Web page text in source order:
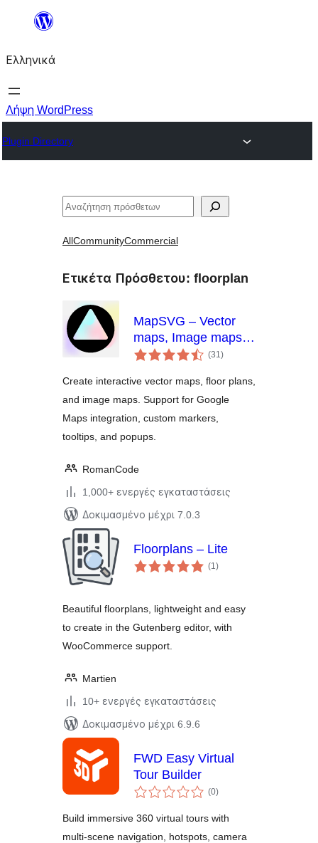
Μετάβαση
περιεχόμενο
Ελληνικά
Λήψη WordPress
Plugin Directory
Αναζήτηση
AllCommunityCommercial
Ετικέτα Πρόσθετου: floorplan
MapSVG – Vector
maps, Image maps,
Google Maps(31αξιολογήσεις
σύνολο
)
Create interactive vector maps, floor plans,
and image maps. Support for Google
Maps integration, custom markers,
tooltips, and popups.
RomanCode
1,000+ ενεργές εγκαταστάσεις
Δοκιμασμένο μέχρι 7.0.3
Floorplans – Lite
(1αξιολογήσεις
σύνολο
)
Beautiful floorplans, lightweight and easy
to create in the Gutenberg editor, with
WooCommerce support.
Martien
10+ ενεργές εγκαταστάσεις
Δοκιμασμένο μέχρι 6.9.6
FWD Easy Virtual
Tour Builder
(0αξιολογήσεις
σύνολο
)
Build immersive 360 virtual tours with
multi-scene navigation, hotspots, camera